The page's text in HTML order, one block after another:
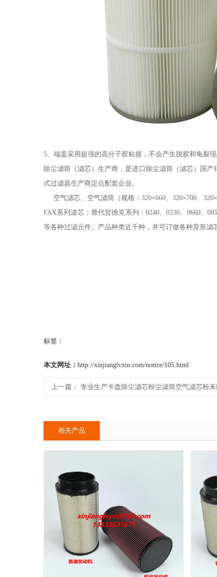
5、端盖采用超强的高分子胶粘接，不会产生脱胶和龟裂
除尘滤筒（滤芯）生产商，是进口除尘滤筒（滤芯）国
式过滤器生产商定点配套企业。
空气滤芯、空气滤筒（规格：320×660、320×700、
FAX系列滤芯；替代贺德克系列：0240、0330、0660、
等各种过滤元件。产品种类近千种，并可订做各种异形滤
标签：
本文网址： http://xinjianglvxin.com/notice/105.html
上一篇： 专业生产卡盘除尘滤芯粉尘滤筒空气滤芯粉
相关产品